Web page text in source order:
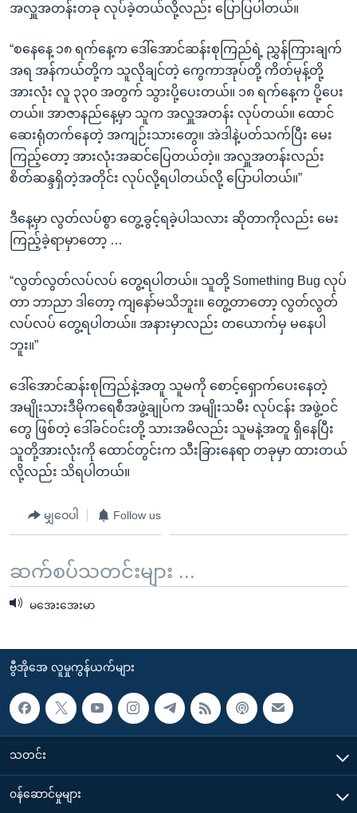
အလှူအတန်းတခု လုပ်ခဲ့တယ်လို့လည်း ပြောပြပါတယ်။
“စနေနေ့ ၁၈ ရက်နေ့က ဒေါ်အောင်ဆန်းစုကြည်ရဲ့ ညွှန်ကြားချက်
အရ အန်ကယ်တို့က သူလိုချင်တဲ့ ကွေကာအုပ်တို့ ကိတ်မုန့်တို့
အားလုံး လူ ၃၃၀ အတွက် သွားပို့ပေးတယ်။ ၁၈ ရက်နေ့က ပို့ပေး
တယ်။ အာဇာနည်နေ့မှာ သူက အလှူအတန်း လုပ်တယ်။ ထောင်
ဆေးရုံတက်နေတဲ့ အကျဉ်းသားတွေ။ အဲဒါနဲ့ပတ်သက်ပြီး မေး
ကြည့်တော့ အားလုံးအဆင်ပြေတယ်တဲ့။ အလှူအတန်းလည်း
စိတ်ဆန္ဒရှိတဲ့အတိုင်း လုပ်လို့ရပါတယ်လို့ ပြောပါတယ်။”
ဒီနေ့မှာ လွတ်လပ်စွာ တွေ့ခွင့်ရခဲ့ပါသလား ဆိုတာကိုလည်း မေး
ကြည့်ခဲ့ရာမှာတော့ …
“လွတ်လွတ်လပ်လပ် တွေ့ရပါတယ်။ သူတို့ Something Bug လုပ်
တာ ဘာညာ ဒါတော့ ကျနော်မသိဘူး။ တွေ့တာတော့ လွတ်လွတ်
လပ်လပ် တွေ့ရပါတယ်။ အနားမှာလည်း တယောက်မှ မနေပါ
ဘူး။”
ဒေါ်အောင်ဆန်းစုကြည်နဲ့အတူ သူမကို စောင့်ရှောက်ပေးနေတဲ့
အမျိုးသားဒီမိုကရေစီအဖွဲ့ချုပ်က အမျိုးသမီး လုပ်ငန်း အဖွဲ့ဝင်
တွေ ဖြစ်တဲ့ ဒေါ်ခင်ဝင်းတို့ သားအမိလည်း သူမနဲ့အတူ ရှိနေပြီး
သူတို့အားလုံးကို ထောင်တွင်းက သီးခြားနေရာ တခုမှာ ထားတယ်
လို့လည်း သိရပါတယ်။
မျှဝေပါ Follow us
ဆက်စပ်သတင်းများ ...
မအေးအေးမာ
ဗွီအိုအေ လူမှုကွန်ယက်များ
သတင်း
၀န်ဆောင်မှုများ